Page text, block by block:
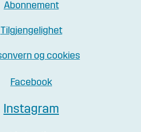
Abonnement
Tilgjengelighet
og cookies
Facebook
Instagram